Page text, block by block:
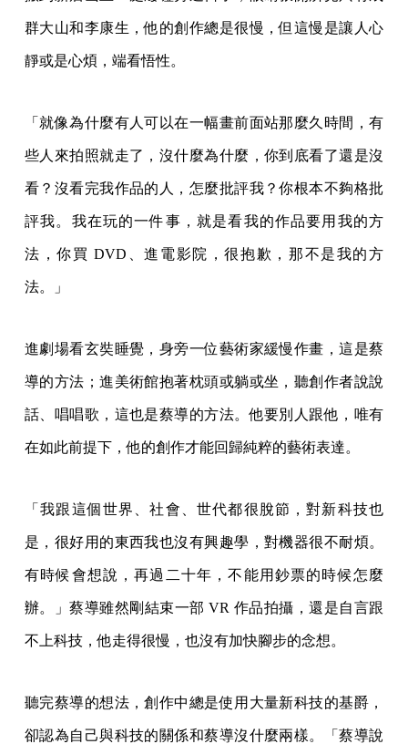
群大山和李康生，他的創作總是很慢，但這慢是讓人心
靜或是心煩，端看悟性。
「就像為什麼有人可以在一幅畫前面站那麼久時間，有
些人來拍照就走了，沒什麼為什麼，你到底看了還是沒
看？沒看完我作品的人，怎麼批評我？你根本不夠格批
評我。我在玩的一件事，就是看我的作品要用我的方
法，你買 DVD、進電影院，很抱歉，那不是我的方
法。」
進劇場看玄奘睡覺，身旁一位藝術家緩慢作畫，這是蔡
導的方法；進美術館抱著枕頭或躺或坐，聽創作者說說
話、唱唱歌，這也是蔡導的方法。他要別人跟他，唯有
在如此前提下，他的創作才能回歸純粹的藝術表達。
「我跟這個世界、社會、世代都很脫節，對新科技也
是，很好用的東西我也沒有興趣學，對機器很不耐煩。
有時候會想說，再過二十年，不能用鈔票的時候怎麼
辦。」蔡導雖然剛結束一部 VR 作品拍攝，還是自言跟
不上科技，他走得很慢，也沒有加快腳步的念想。
聽完蔡導的想法，創作中總是使用大量新科技的基爵，
卻認為自己與科技的關係和蔡導沒什麼兩樣。「蔡導說